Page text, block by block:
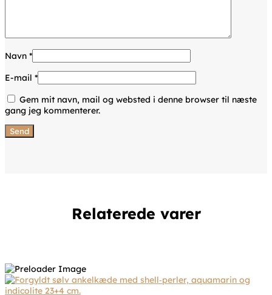
Navn *
E-mail *
Gem mit navn, mail og websted i denne browser til næste
gang jeg kommenterer.
Relaterede varer